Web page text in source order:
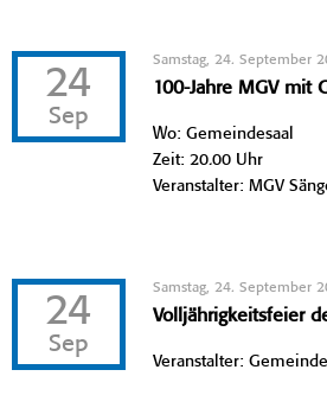
24
Sep
Samstag, 24. September
100-Jahre MGV mit
Wo: Gemeindesaal
Zeit: 20.00 Uhr
Veranstalter: MGV
24
Sep
Samstag, 24. September
Volljährigkeitsfeier
Veranstalter: